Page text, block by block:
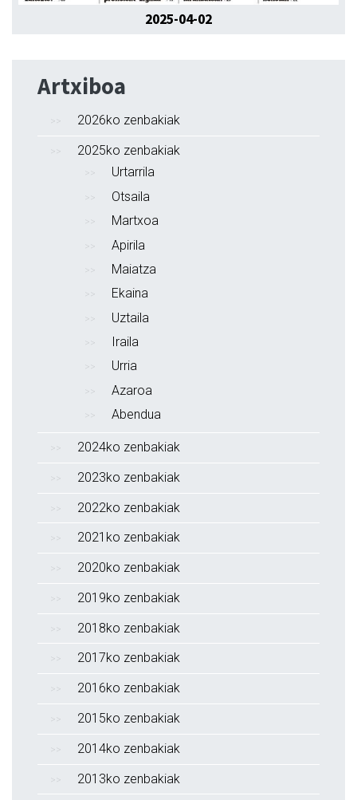
2025-04-02
Artxiboa
2026ko zenbakiak
2025ko zenbakiak
Urtarrila
Otsaila
Martxoa
Apirila
Maiatza
Ekaina
Uztaila
Iraila
Urria
Azaroa
Abendua
2024ko zenbakiak
2023ko zenbakiak
2022ko zenbakiak
2021ko zenbakiak
2020ko zenbakiak
2019ko zenbakiak
2018ko zenbakiak
2017ko zenbakiak
2016ko zenbakiak
2015ko zenbakiak
2014ko zenbakiak
2013ko zenbakiak